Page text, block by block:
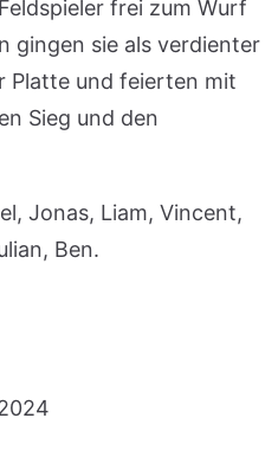
frei zum Wurf
gingen sie als verdienter
Platte und feierten mit
Sieg und den
Jonas, Liam, Vincent,
Ben.